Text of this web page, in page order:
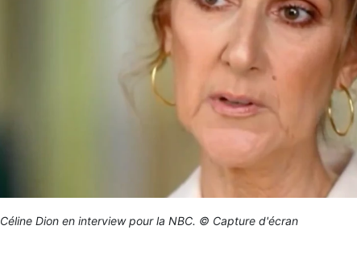
Céline Dion en interview pour la NBC. © Capture d'écran